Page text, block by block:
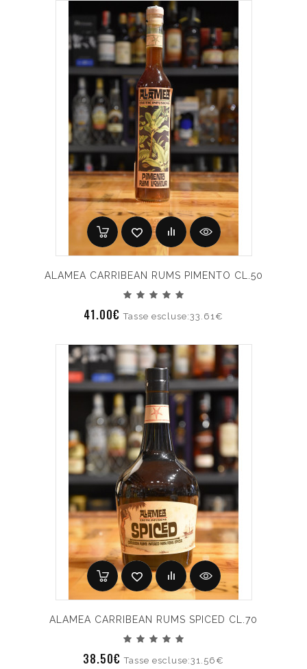
ALAMEA CARRIBEAN RUMS PIMENTO CL.50
41.00€Tasse escluse:33.61€
ALAMEA CARRIBEAN RUMS SPICED CL.70
38.50€Tasse escluse:31.56€